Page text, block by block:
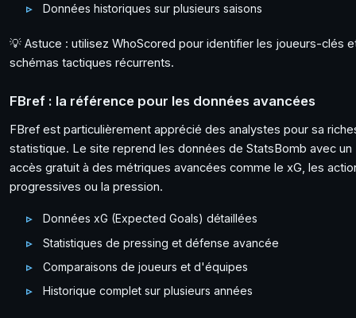
Données historiques sur plusieurs saisons
💡 Astuce : utilisez WhoScored pour identifier les joueurs-clés
schémas tactiques récurrents.
FBref : la référence pour les données avancées
FBref est particulièrement apprécié des analystes pour sa
statistique. Le site reprend les données de StatsBomb avec un
accès gratuit à des métriques avancées comme le xG, les
progressives ou la pression.
Données xG (Expected Goals) détaillées
Statistiques de pressing et défense avancée
Comparaisons de joueurs et d'équipes
Historique complet sur plusieurs années